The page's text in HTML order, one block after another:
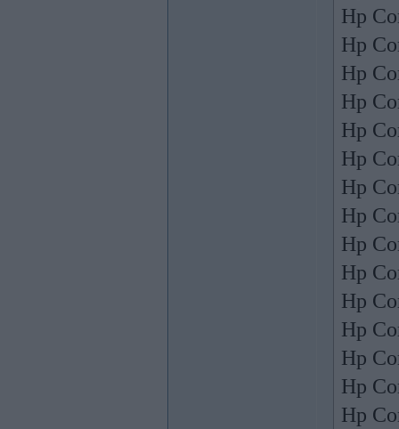
Hp
Hp
Hp
Hp
Hp
Hp
Hp
Hp
Hp
Hp
Hp
Hp
Hp
Hp
Hp